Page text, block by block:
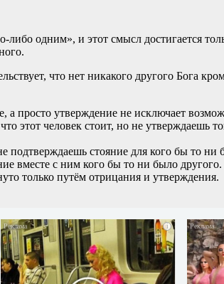
либо одним», и этот смысл достигается
что нет никакого другого Бога
а просто утверждение не исключает
этот человек стоит, но не утверждаешь
стояние для кого бы то
вместе с ним кого бы то ни было
только путём отрицания и утверждения.
i